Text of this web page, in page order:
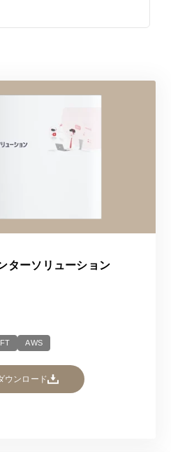
ターソリューション
AWS
ウンロード